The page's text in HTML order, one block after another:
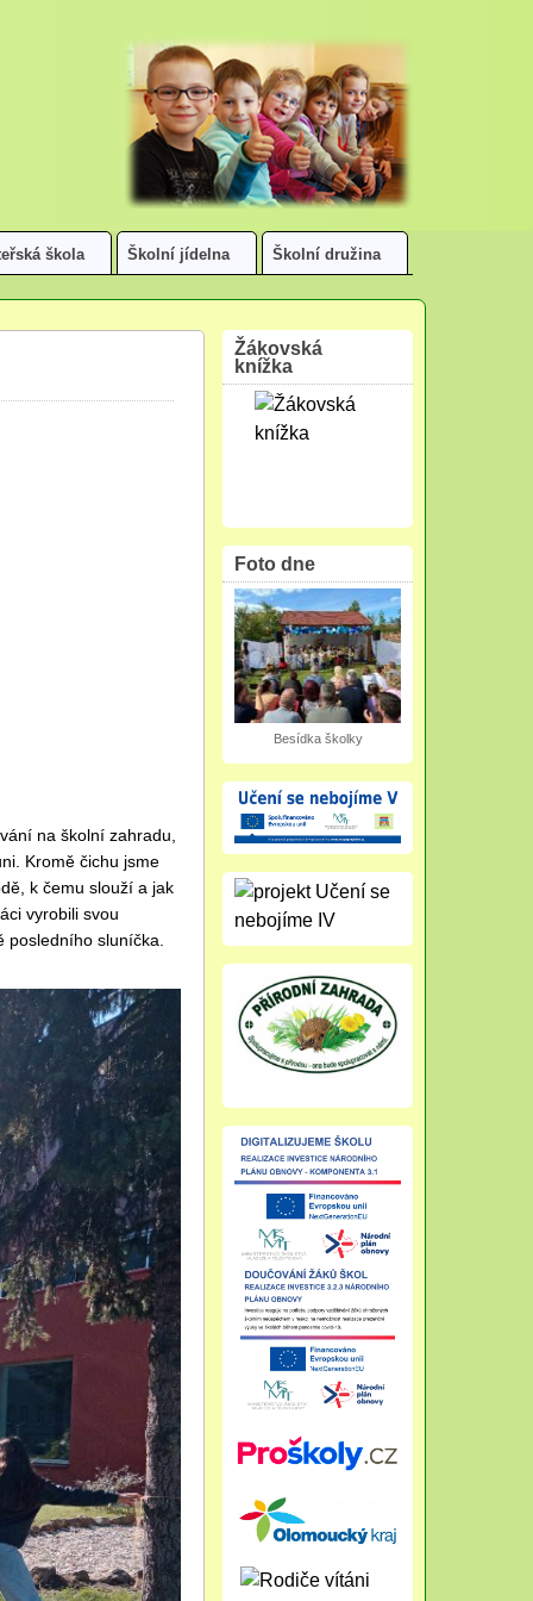
škola Školní jídelna Školní družina
na školní zahradu,
Kromě čichu jsme
k čemu slouží a jak
vyrobili svou
sluníčka.
Žákovská
knížka
Foto dne
Besídka školky